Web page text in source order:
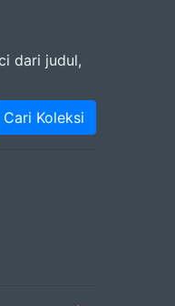
dari judul,
Cari Koleksi